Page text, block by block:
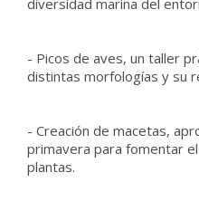
diversidad marina del
- Picos de aves, un taller
distintas morfologías y su
- Creación de macetas,
primavera para fomentar
plantas.